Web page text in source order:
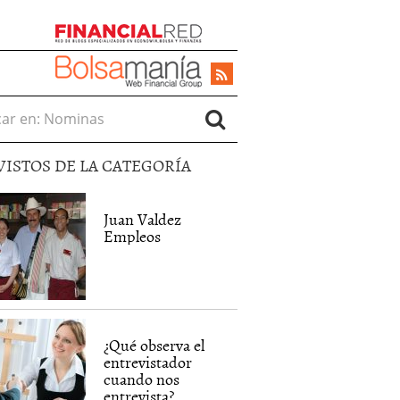
en:
DE LA CATEGORÍA
Juan Valdez
Empleos
¿Qué observa el
entrevistador
cuando nos